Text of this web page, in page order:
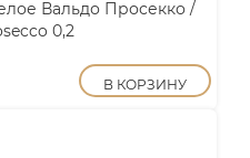
Вальдо Просекко /
0,2
В КОРЗИНУ